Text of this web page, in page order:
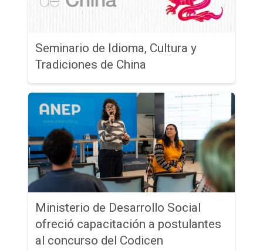
Seminario de Idioma, Cultura y
Tradiciones de China
Ministerio de Desarrollo Social
ofreció capacitación a postulantes
al concurso del Codicen